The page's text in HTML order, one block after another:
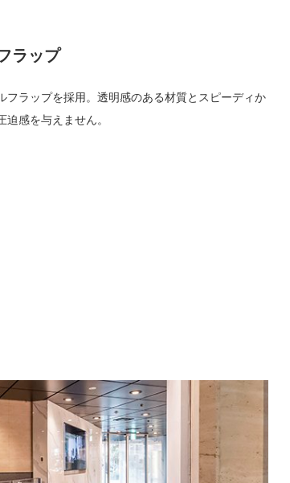
ラップ
ラップを採用。透明感のある材質とスピーディか
感を与えません。